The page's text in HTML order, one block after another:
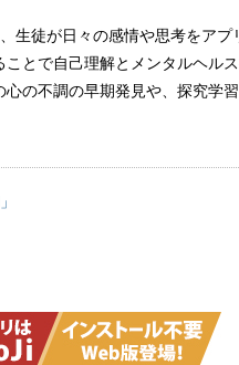
生徒が日々の感情や思考をア
ことで自己理解とメンタルヘル
の不調の早期発見や、探究学